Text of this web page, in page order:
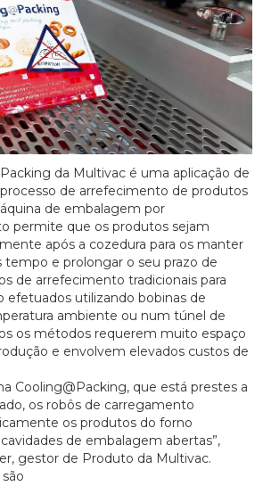
da Multivac é uma aplicação de
de arrefecimento de produtos
de embalagem por
permite que os produtos sejam
após a cozedura para os manter
tempo e prolongar o seu prazo de
de arrefecimento tradicionais para
efetuados utilizando bobinas de
ambiente ou num túnel de
os métodos requerem muito espaço
e envolvem elevados custos de
Cooling@Packing, que está prestes a
os robôs de carregamento
os produtos do forno
de embalagem abertas”,
gestor de Produto da Multivac.